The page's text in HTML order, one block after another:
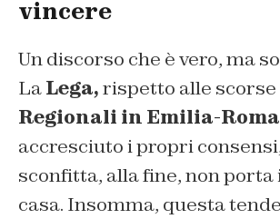
vincere
Un discorso che è vero, ma
LaLega,rispetto alle
Regionali in Emilia-
accresciuto i propri
sconfitta, alla fine, non porta
casa. Insomma, questa